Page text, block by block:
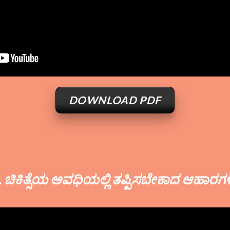
DOWNLOAD PDF
ಚಿಕಿತ್ಸೆಯ ಅವಧಿಯಲ್ಲಿ ತಪ್ಪಿಸಬೇಕಾದ